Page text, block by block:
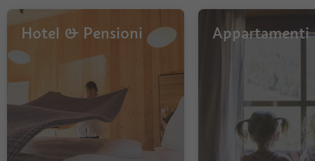
Hotel & Pensioni Appartamenti